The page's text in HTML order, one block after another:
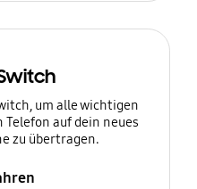
um alle wichtigen
auf dein neues
zu übertragen.